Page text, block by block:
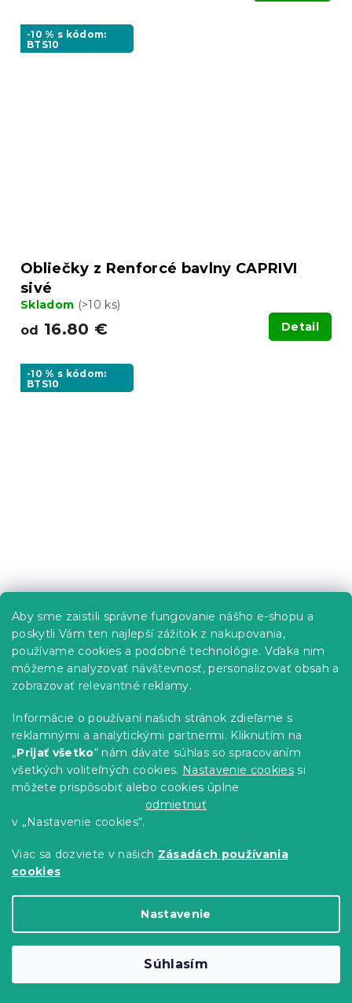
Aby sme zaistili správne fungovanie nášho e-shopu a
poskytli Vám ten najlepší zážitok z nakupovania,
používame cookies a podobné technológie. Vďaka nim
môžeme analyzovať návštevnosť, personalizovať obsah a
zobrazovať relevantné reklamy.
Informácie o používaní našich stránok zdieľame s
reklamnými a analytickými partnermi. Kliknutím na
„Prijať všetko“ nám dávate súhlas so spracovaním
všetkých voliteľných cookies. Nastavenie cookies si
môžete prispôsobiť alebo cookies úplne
odmietnuť
v „Nastavenie cookies“.
Viac sa dozviete v našich Zásadách používania
cookies
Nastavenie
Súhlasím
-10 % s kódom:
BTS10
Obliečky z Renforcé bavlny CAPRIVI
sivé
Skladom (>10 ks)
od 16.80 € Detail
-10 % s kódom:
BTS10
sivé gombík
Skladom (8 ks)
od16.80 € Detail
-15 % s kódom:
MINUS15
Obliečky z Renforcé bavlny CAPRIVI
sivé hotelová kapsa
Skladom(>10 ks)